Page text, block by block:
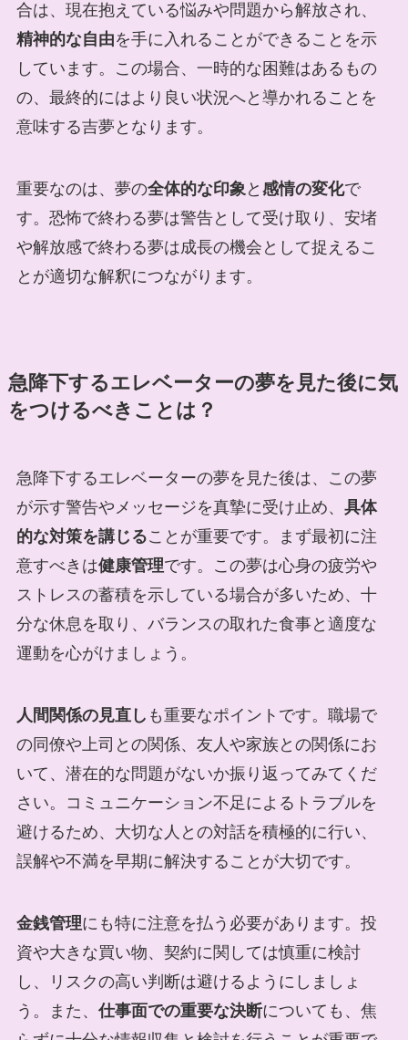
合は、現在抱えている悩みや問題から解放され、
精神的な自由を手に入れることができることを示
しています。この場合、一時的な困難はあるもの
の、最終的にはより良い状況へと導かれることを
意味する吉夢となります。
重要なのは、夢の全体的な印象と 感情の変化で
す。恐怖で終わる夢は警告として受け取り、安堵
や解放感で終わる夢は成長の機会として捉えるこ
とが適切な解釈につながります。
急降下するエレベーターの夢を見た後に気
をつけるべきことは？
急降下するエレベーターの夢を見た後は、この夢
が示す警告やメッセージを真摯に受け止め、 具体
的な対策を講じることが重要です。まず最初に注
意すべきは健康管理です。この夢は心身の疲労や
ストレスの蓄積を示している場合が多いため、十
分な休息を取り、バランスの取れた食事と適度な
運動を心がけましょう。
人間関係の見直し も重要なポイントです。職場で
の同僚や上司との関係、友人や家族との関係にお
いて、潜在的な問題がないか振り返ってみてくだ
さい。コミュニケーション不足によるトラブルを
避けるため、大切な人との対話を積極的に行い、
誤解や不満を早期に解決することが大切です。
金銭管理にも特に注意を払う必要があります。投
資や大きな買い物、契約に関しては慎重に検討
し、リスクの高い判断は避けるようにしましょ
う。また、 仕事面での重要な決断についても、焦